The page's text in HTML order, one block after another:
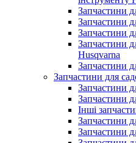
Запчастини
Запчастини
Запчастини
Запчастини
Husqvarna
Запчастини
Запчастини для
Запчастини
Запчастини
Інші
Запчастини
Запчастини